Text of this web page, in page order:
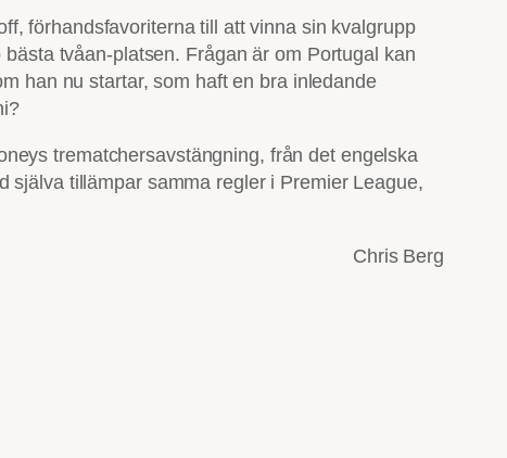
förhandsfavoriterna till att vinna sin kvalgrupp
tvåan-platsen. Frågan är om Portugal kan
han nu startar, som haft en bra inledande
trematchersavstängning, från det engelska
själva tillämpar samma regler i Premier League,
Chris Berg